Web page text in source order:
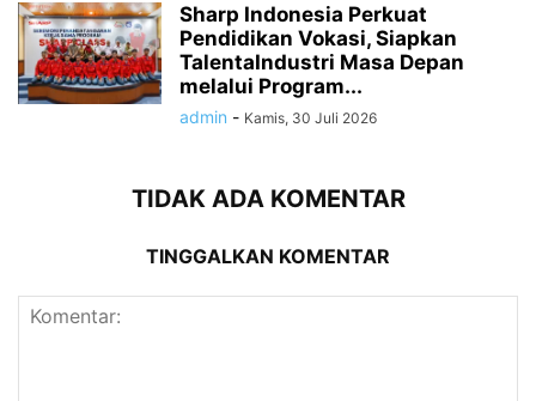
Sharp Indonesia Perkuat
Pendidikan Vokasi, Siapkan
TalentaIndustri Masa Depan
melalui Program...
admin - Kamis, 30 Juli 2026
TIDAK ADA KOMENTAR
TINGGALKAN KOMENTAR